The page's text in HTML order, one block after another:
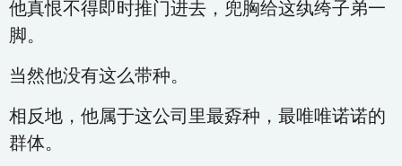
他真恨不得即时推门进去，兜胸给这纨绔子弟一
脚。
当然他没有这么带种。
相反地，他属于这公司里最孬种，最唯唯诺诺的
群体。